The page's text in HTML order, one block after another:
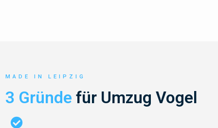
MADE IN LEIPZIG
3 Gründe für Umzug Vogel